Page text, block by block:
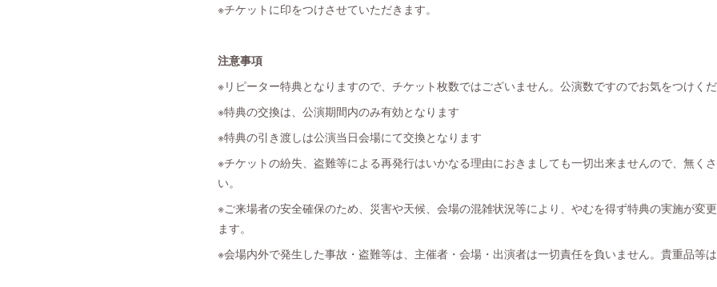
※チケットに印をつけさせていただきます。
注意事項
※リピーター特典となりますので、チケット枚数ではございません。公演数ですのでお気をつけく
※特典の交換は、公演期間内のみ有効となります
※特典の引き渡しは公演当日会場にて交換となります
※チケットの紛失、盗難等による再発行はいかなる理由におきましても一切出来ませんので、無く
い。
※ご来場者の安全確保のため、災害や天候、会場の混雑状況等により、やむを得ず特典の実施が変
ます。
※会場内外で発生した事故・盗難等は、主催者・会場・出演者は一切責任を負いません。貴重品等